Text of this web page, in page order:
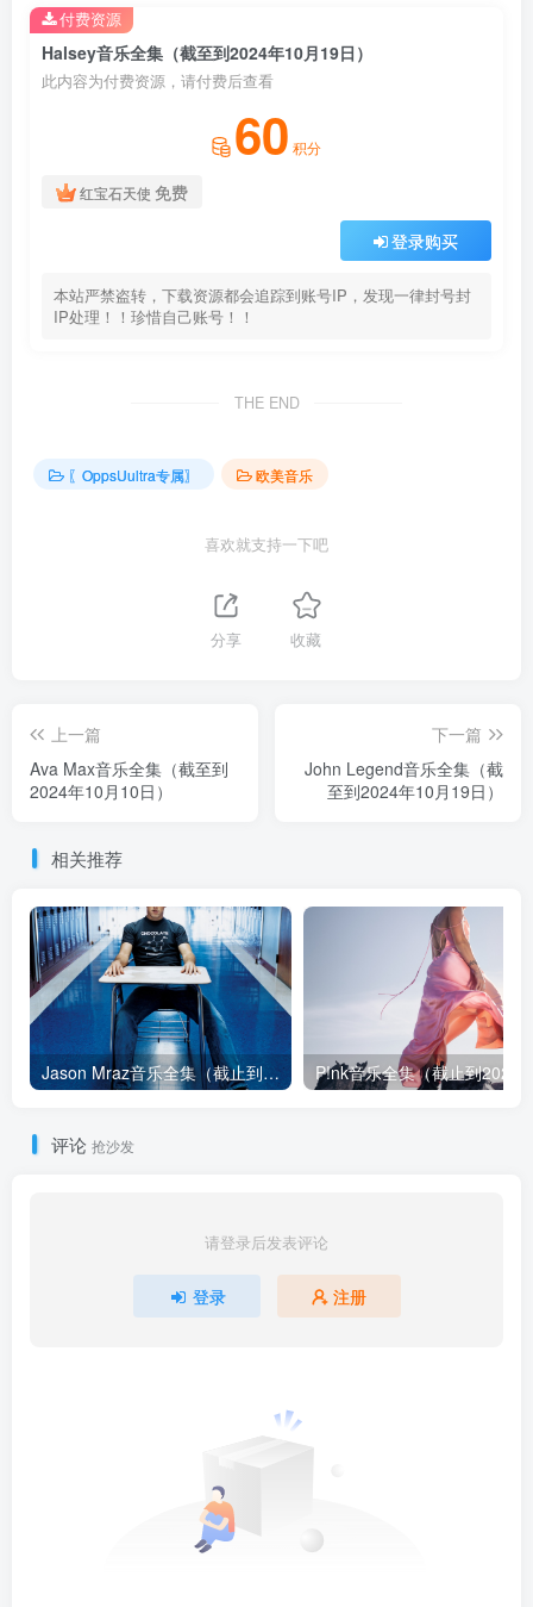
Halsey音乐全集（截至到2024年10月19日）
此内容为付费资源，请付费后查看
60 积分
红宝石天使 免费
登录购买
本站严禁盗转，下载资源都会追踪到账号IP，发现一律封号封
IP处理！！珍惜自己账号！！
付费资源
THE END
〖OppsUultra专属〗 欧美音乐
喜欢就支持一下吧
分享 收藏
上一篇
Ava Max音乐全集（截至到
2024年10月10日）
下一篇
John Legend音乐全集（截
至到2024年10月19日）
相关推荐
Jason Mraz音乐全集（截止到2026年08月04日）
评论 抢沙发
请登录后发表评论
登录 注册